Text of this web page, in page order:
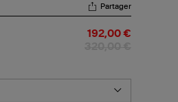
Partager
192,00 €